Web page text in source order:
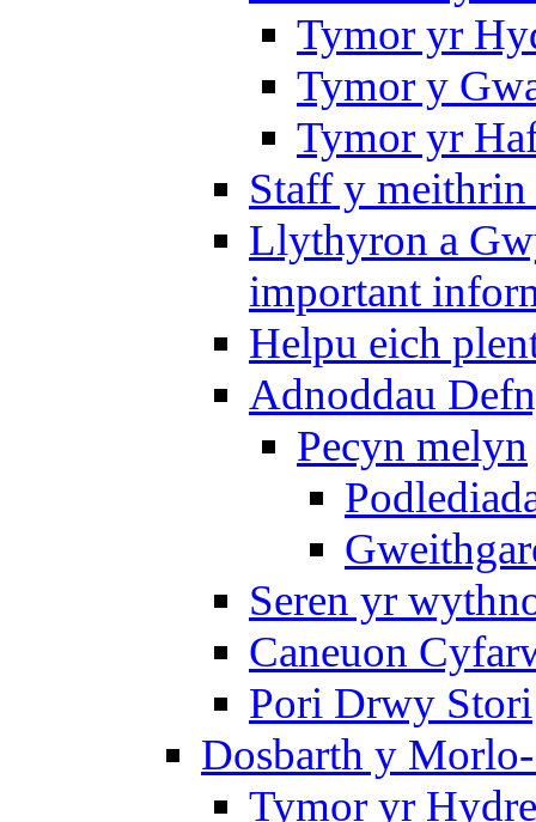
Tymor yr
Tymor y
Tymor yr
Staff y
Llythyron a
important
Helpu eich
Adnoddau
Pecyn melyn
Seren yr
Caneuon
Pori Drwy Stori
Dosbarth y
Tymor yr